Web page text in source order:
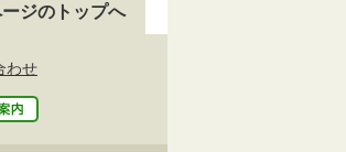
ジのトップへ
わせ